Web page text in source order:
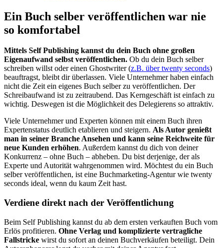
Ein Buch selber veröffentlichen war nie
so komfortabel
Mittels Self Publishing kannst du dein Buch ohne großen
Eigenaufwand selbst veröffentlichen. Ob du dein Buch selber
schreiben willst oder einen Ghostwriter (z.B. über twenty seconds)
beauftragst, bleibt dir überlassen. Viele Unternehmer haben einfach
nicht die Zeit ein eigenes Buch selber zu veröffentlichen. Der
Schreibaufwand ist zu zeitraubend. Das Kerngeschäft ist einfach zu
wichtig. Deswegen ist die Möglichkeit des Delegierens so attraktiv.
Viele Unternehmer und Experten können mit einem Buch ihren
Expertenstatus deutlich etablieren und steigern. Als Autor genießt
man in seiner Branche Ansehen und kann seine Reichweite für
neue Kunden erhöhen. Außerdem kannst du dich von deiner
Konkurrenz – ohne Buch – abheben. Du bist derjenige, der als
Experte und Autorität wahrgenommen wird. Möchtest du ein Buch
selber veröffentlichen, ist eine Buchmarketing-Agentur wie twenty
seconds ideal, wenn du kaum Zeit hast.
Verdiene direkt nach der Veröffentlichung
Beim Self Publishing kannst du ab dem ersten verkauften Buch vom
Erlös profitieren. Ohne Verlag und komplizierte vertragliche
Fallstricke wirst du sofort an deinen Buchverkäufen beteiligt. Dein